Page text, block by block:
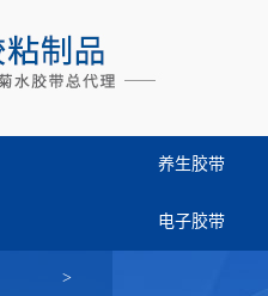
养生胶带
电子胶带
>